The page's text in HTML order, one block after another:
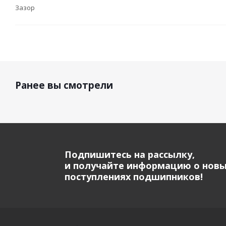
Зазор
Ранее вы смотрели
Подпишитесь на рассылку,
и получайте информацию о
поступлениях подшипников!